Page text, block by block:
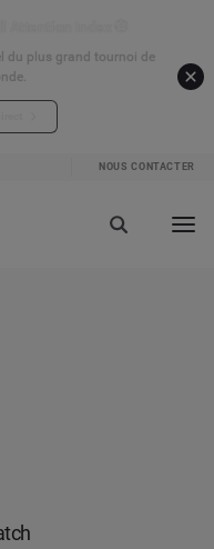
du plus grand tournoi de
NOUS CONTACTER